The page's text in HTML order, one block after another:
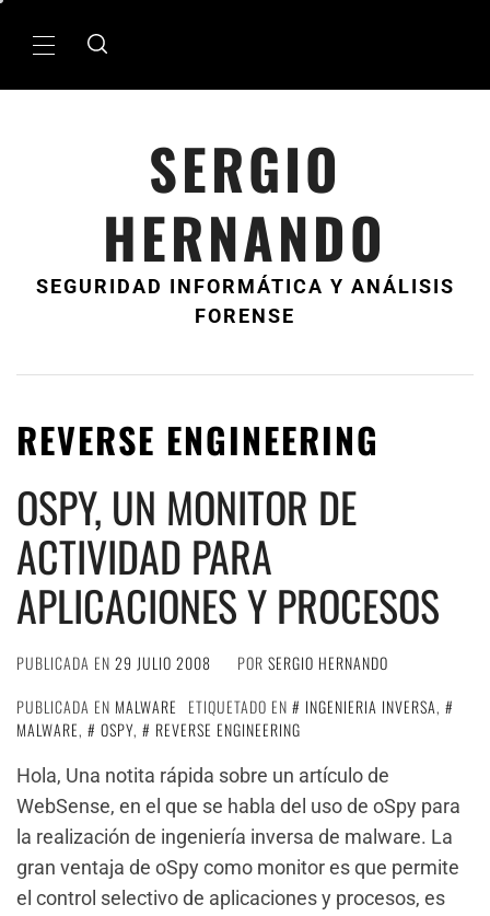
MenÃº
SERGIO
HERNANDO
SEGURIDAD INFORMÁTICA Y ANÁLISIS
FORENSE
REVERSE ENGINEERING
OSPY, UN MONITOR DE
ACTIVIDAD PARA
APLICACIONES Y PROCESOS
PUBLICADA EN 29 JULIO 2008 POR SERGIO HERNANDO
PUBLICADA EN MALWARE ETIQUETADO EN INGENIERIA INVERSA,
MALWARE, OSPY,
REVERSE ENGINEERING
Hola, Una notita rápida sobre un artículo de
WebSense, en el que se habla del uso de oSpy para
la realización de ingeniería inversa de malware. La
gran ventaja de oSpy como monitor es que permite
el control selectivo de aplicaciones y procesos, es